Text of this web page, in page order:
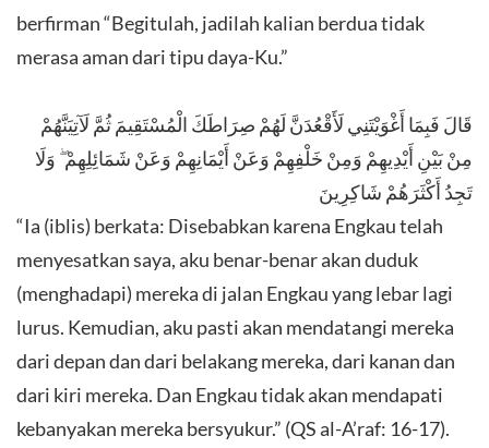
berfirman “Begitulah, jadilah kalian berdua tidak
merasa aman dari tipu daya-Ku.”
قَالَ فَبِمَا أَغْوَيْتَنِي لَأَقْعُدَنَّ لَهُمْ صِرَاطَكَ الْمُسْتَقِيمَ ثُمَّ لَآتِيَنَّهُمْ
مِنْ بَيْنِ أَيْدِيهِمْ وَمِنْ خَلْفِهِمْ وَعَنْ أَيْمَانِهِمْ وَعَنْ شَمَائِلِهِمْ ۖ وَلَا
تَجِدُ أَكْثَرَهُمْ شَاكِرِينَ
“Ia (iblis) berkata: Disebabkan karena Engkau telah
menyesatkan saya, aku benar-benar akan duduk
(menghadapi) mereka di jalan Engkau yang lebar lagi
lurus. Kemudian, aku pasti akan mendatangi mereka
dari depan dan dari belakang mereka, dari kanan dan
dari kiri mereka. Dan Engkau tidak akan mendapati
kebanyakan mereka bersyukur.” (QS al-A’raf: 16-17).